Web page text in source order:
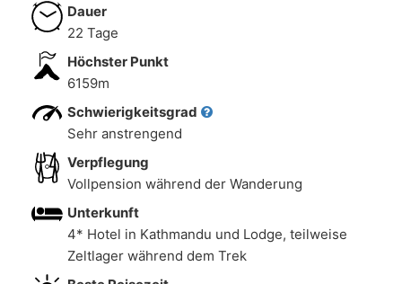
Dauer
22 Tage
Höchster Punkt
6159m
Schwierigkeitsgrad
Sehr anstrengend
Verpflegung
Vollpension während der Wanderung
Unterkunft
4* Hotel in Kathmandu und Lodge, teilweise
Zeltlager während dem Trek